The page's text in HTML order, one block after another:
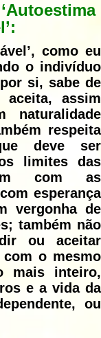
como eu
o indivíduo
si, sabe de
assim
naturalidade
respeita
deve ser
limites das
com as
esperança
vergonha de
também não
ou aceitar
o mesmo
mais inteiro,
e a vida da
ou